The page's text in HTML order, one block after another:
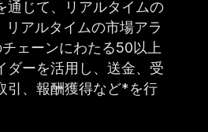
通じて、リアルタイムの
リアルタイムの市場アラ
ェーンにわたる50以上
ダーを活用し、送金、受
引、報酬獲得など*を行